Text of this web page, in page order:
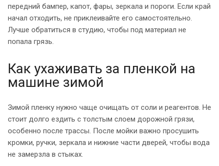
передний бампер, капот, фары, зеркала и пороги. Если край
начал отходить, не приклеивайте его самостоятельно.
Лучше обратиться в студию, чтобы под материал не
попала грязь.
Как ухаживать за пленкой на
машине зимой
Зимой пленку нужно чаще очищать от соли и реагентов. Не
стоит долго ездить с толстым слоем дорожной грязи,
особенно после трассы. После мойки важно просушить
кромки, ручки, зеркала и нижние части дверей, чтобы вода
не замерзла в стыках.